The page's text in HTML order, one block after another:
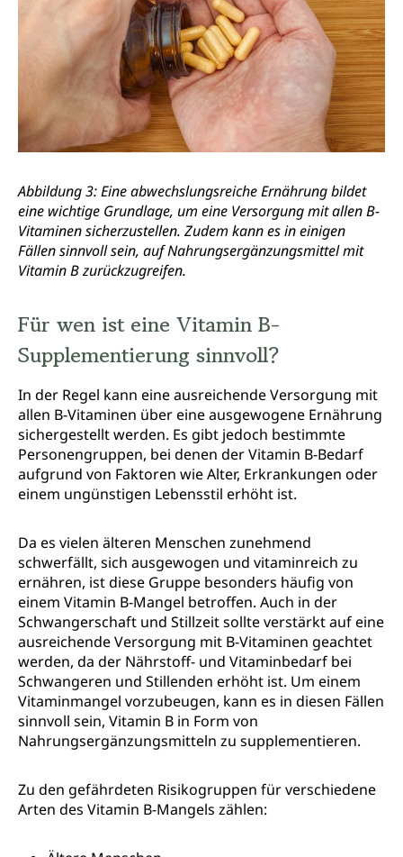
Abbildung 3: Eine abwechslungsreiche Ernährung bildet
eine wichtige Grundlage, um eine Versorgung mit allen B-
Vitaminen sicherzustellen. Zudem kann es in einigen
Fällen sinnvoll sein, auf Nahrungsergänzungsmittel mit
Vitamin B zurückzugreifen.
Für wen ist eine Vitamin B-
Supplementierung sinnvoll?
In der Regel kann eine ausreichende Versorgung mit
allen B-Vitaminen über eine ausgewogene Ernährung
sichergestellt werden. Es gibt jedoch bestimmte
Personengruppen, bei denen der Vitamin B-Bedarf
aufgrund von Faktoren wie Alter, Erkrankungen oder
einem ungünstigen Lebensstil erhöht ist.
Da es vielen älteren Menschen zunehmend
schwerfällt, sich ausgewogen und vitaminreich zu
ernähren, ist diese Gruppe besonders häufig von
einem Vitamin B-Mangel betroffen. Auch in der
Schwangerschaft und Stillzeit sollte verstärkt auf eine
ausreichende Versorgung mit B-Vitaminen geachtet
werden, da der Nährstoff- und Vitaminbedarf bei
Schwangeren und Stillenden erhöht ist. Um einem
Vitaminmangel vorzubeugen, kann es in diesen Fällen
sinnvoll sein, Vitamin B in Form von
Nahrungsergänzungsmitteln zu supplementieren.
Zu den gefährdeten Risikogruppen für verschiedene
Arten des Vitamin B-Mangels zählen: